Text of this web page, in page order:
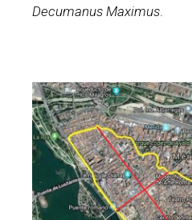
Decumanus Maximus